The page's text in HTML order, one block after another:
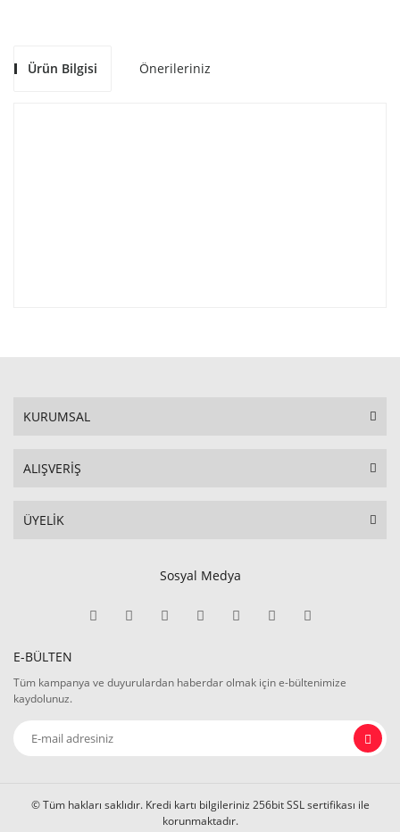
Ürün Bilgisi Önerileriniz
KURUMSAL
ALIŞVERİŞ
ÜYELİK
Sosyal Medya
E-BÜLTEN
Tüm kampanya ve duyurulardan haberdar olmak için e-bültenimize
kaydolunuz.
© Tüm hakları saklıdır. Kredi kartı bilgileriniz 256bit SSL sertifikası ile
korunmaktadır.